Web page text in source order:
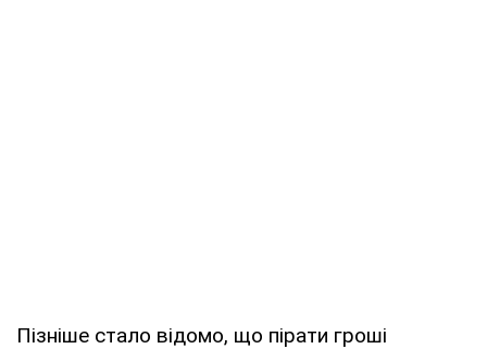
Пізніше стало відомо, що пірати гроші